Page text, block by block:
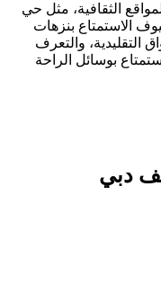
الثقافية، مثل حي
الاستمتاع بنزهات
والتعرف
بوسائل الراحة
دبي